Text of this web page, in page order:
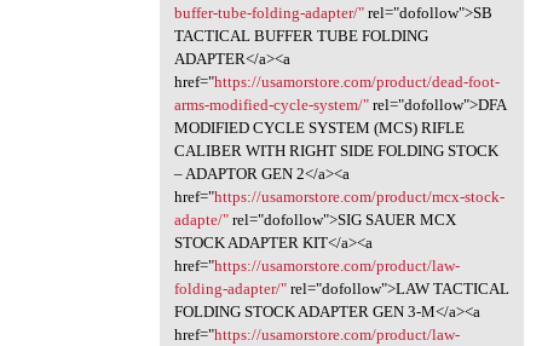
buffer-tube-folding-adapter/"rel="dofollow">SB
TACTICAL BUFFER TUBE FOLDING
ADAPTER</a><a
href="https://usamorstore.com/product/dead-foot-
arms-modified-cycle-system/"rel="dofollow">DFA
MODIFIED CYCLE SYSTEM (MCS) RIFLE
CALIBER WITH RIGHT SIDE FOLDING STOCK
– ADAPTOR GEN 2</a><a
href="https://usamorstore.com/product/mcx-stock-
adapte/"rel="dofollow">SIG SAUER MCX
STOCK ADAPTER KIT</a><a
href="https://usamorstore.com/product/law-
folding-adapter/"rel="dofollow">LAW TACTICAL
FOLDING STOCK ADAPTER GEN 3-M</a><a
href="https://usamorstore.com/product/law-